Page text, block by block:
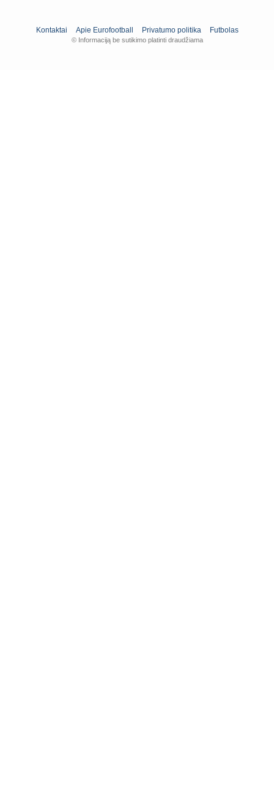
Kontaktai Apie Eurofootball Privatumo politika Futbolas
© Informaciją be sutikimo platinti draudžiama